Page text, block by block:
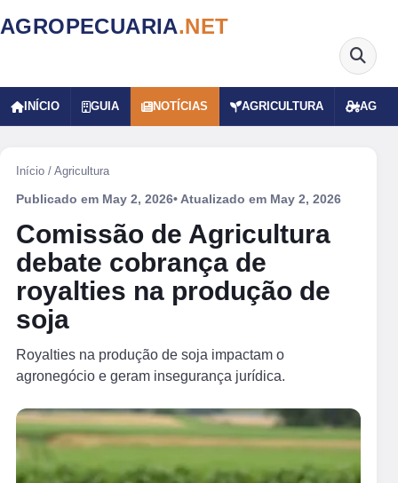
AGROPECUARIA.NET
INÍCIO GUIA NOTÍCIAS AGRICULTURA
Início / Agricultura
Publicado em May 2, 2026• Atualizado em May 2, 2026
Comissão de Agricultura
debate cobrança de
royalties na produção de
soja
Royalties na produção de soja impactam o
agronegócio e geram insegurança jurídica.